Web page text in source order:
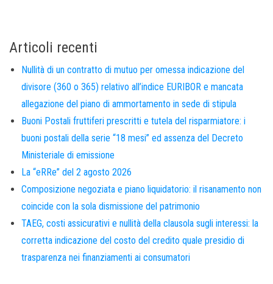
Articoli recenti
Nullità di un contratto di mutuo per omessa indicazione del
divisore (360 o 365) relativo all’indice EURIBOR e mancata
allegazione del piano di ammortamento in sede di stipula
Buoni Postali fruttiferi prescritti e tutela del risparmiatore: i
buoni postali della serie “18 mesi” ed assenza del Decreto
Ministeriale di emissione
La “eRRe” del 2 agosto 2026
Composizione negoziata e piano liquidatorio: il risanamento non
coincide con la sola dismissione del patrimonio
TAEG, costi assicurativi e nullità della clausola sugli interessi: la
corretta indicazione del costo del credito quale presidio di
trasparenza nei finanziamenti ai consumatori